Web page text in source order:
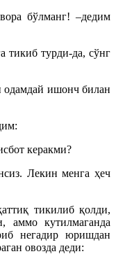
бўлманг! –дедим
тикиб турди-да, сўнг
одамдай ишонч билан
керакми?
Лекин менга ҳеч
тикилиб қолди,
аммо кутилмаганда
негадир юришдан
овозда деди: